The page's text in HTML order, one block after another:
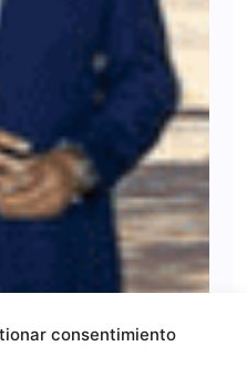
consentimiento